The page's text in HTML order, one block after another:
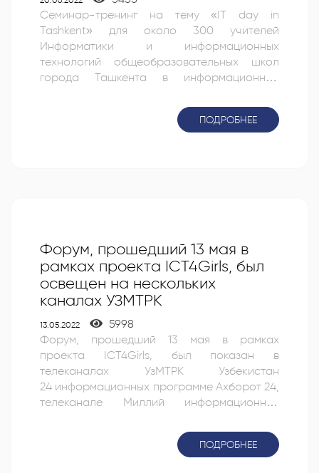
Семинар-тренинг на тему «IT day in
Tashkent» для около 300 учителей
Информатики и информационных
технологий общеобразовательных школ
города Ташкента в информационной
ПОДРОБНЕЕ
Форум, прошедший 13 мая в
рамках проекта ICT4Girls, был
освещен на нескольких
каналах УЗМТРК
13.05.2022
5998
Форум, прошедший 13 мая в рамках
проекта ICT4Girls, был показан в
телеканалах УзМТРК Узбекистан
24 информационных программе Ахборот 24,
телеканале Миллий информационных
Севимли информационных программе
ПОДРОБНЕЕ